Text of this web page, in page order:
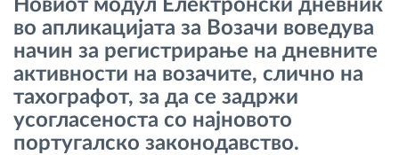
Управување со горивото
Планирање и следење на рутите
Автоматска идентификација на возачите
Новиот модул Електронски дневник
во апликацијата за Возачи воведува
начин за регистрирање на дневните
активности на возачите, слично на
тахографот, за да се задржи
усогласеноста со најновото
португалско законодавство.